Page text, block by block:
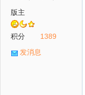
版主
积分
1389
发消息